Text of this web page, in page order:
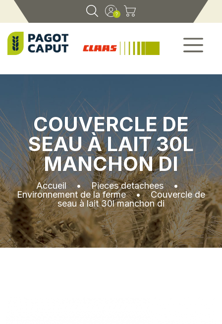
COUVERCLE DE
SEAU À LAIT 30L
MANCHON DI
Accueil•Pieces detachees•
Environnement de la ferme•Couvercle de
seau à lait 30l manchon di